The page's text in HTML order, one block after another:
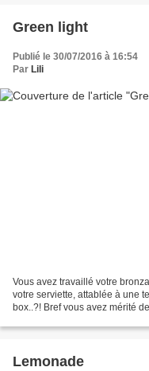
Green light
Publié le 30/07/2016 à 16:54
Par Lili
Vous avez travaillé votre
votre serviette, attablée à une
box..?! Bref vous avez mérité
Lemonade